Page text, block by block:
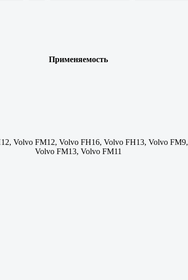
Применяемость
Volvo FM12, Volvo FH16, Volvo FH13, Volvo FM9,
Volvo FM13, Volvo FM11